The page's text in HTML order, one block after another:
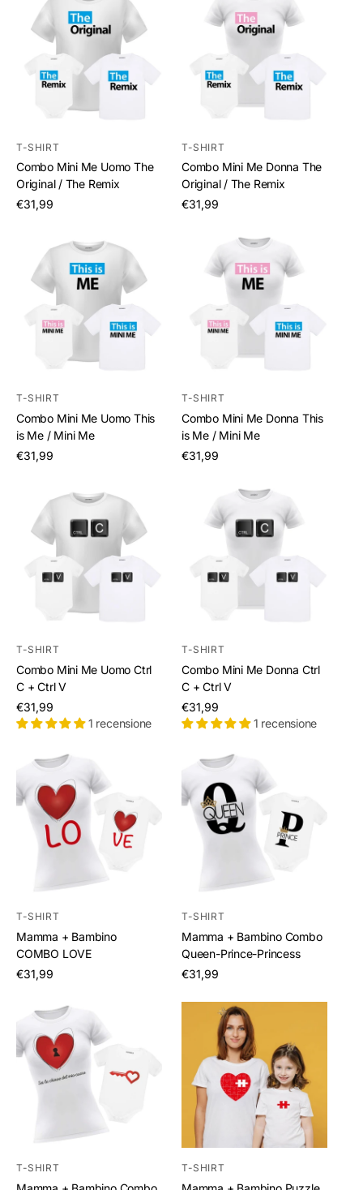
T-SHIRT
Combo Mini Me Uomo The
Original / The Remix
€31,99
/
T-SHIRT
Combo Mini Me Donna The
Original / The Remix
€31,99
/
T-SHIRT
Combo Mini Me Uomo This
is Me / Mini Me
€31,99
/
T-SHIRT
Combo Mini Me Donna This
is Me / Mini Me
€31,99
/
T-SHIRT
Combo Mini Me Uomo Ctrl
C + Ctrl V
€31,99
/
per
1 recensione
T-SHIRT
Combo Mini Me Donna Ctrl
C + Ctrl V
€31,99
/
per
1 recensione
T-SHIRT
Mamma + Bambino
COMBO LOVE
€31,99
/
T-SHIRT
Mamma + Bambino Combo
Queen-Prince-Princess
€31,99
/
T-SHIRT T-SHIRT